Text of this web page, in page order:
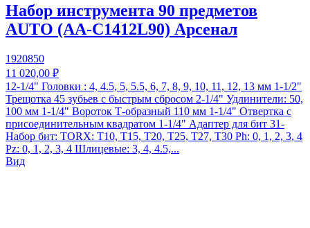
Набор инструмента 90 предметов
AUTO (AA-C1412L90) Арсенал
1920850
11 020,00 ₽
12-1/4" Головки : 4, 4.5, 5, 5.5, 6, 7, 8, 9, 10, 11, 12, 13 мм 1-1/2"
Трещотка 45 зубьев с быстрым сбросом 2-1/4" Удлинители: 50,
100 мм 1-1/4" Вороток Т-образный 110 мм 1-1/4" Отвертка с
присоединительным квадратом 1-1/4" Адаптер для бит 31-
Набор бит: TORX: T10, T15, T20, T25, T27, T30 Ph: 0, 1, 2, 3, 4
Pz: 0, 1, 2, 3, 4 Шлицевые: 3, 4, 4.5,...
Вид